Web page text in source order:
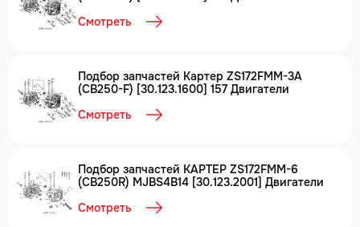
Смотреть
Подбор запчастей Картер ZS172FMM-3A
(CB250-F) [30.123.1600] 157 Двигатели
Смотреть
Подбор запчастей КАРТЕР ZS172FMM-6
(CB250R) MJBS4B14 [30.123.2001] Двигатели
Смотреть